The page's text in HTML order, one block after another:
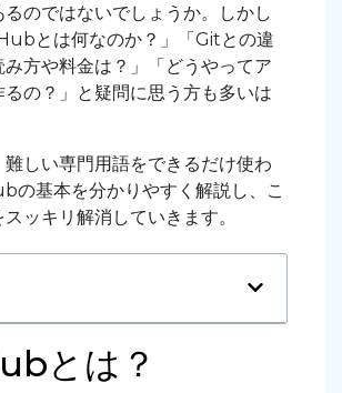
るのではないでしょうか。しかし
とは何なのか？」「Gitとの違
み方や料金は？」「どうやってア
るの？」と疑問に思う方も多いは
しい専門用語をできるだけ使わ
の基本を分かりやすく解説し、こ
ッキリ解消していきます。
とは？